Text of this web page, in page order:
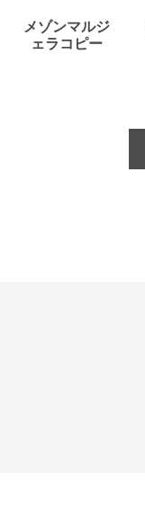
メゾンマルジ
ェラコピー